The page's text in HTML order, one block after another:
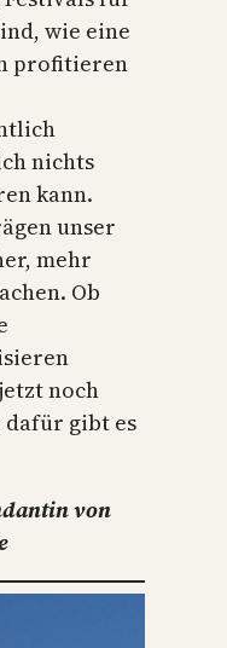
wie eine
profitieren
nichts
kann.
unser
mehr
Ob
noch
dafür gibt es
von